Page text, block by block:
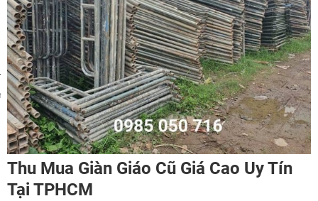
Thu Mua Giàn Giáo Cũ Giá Cao Uy Tín
Tại TPHCM